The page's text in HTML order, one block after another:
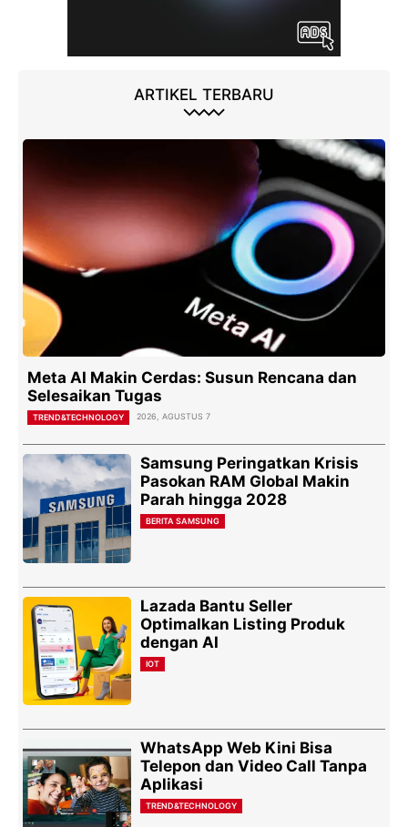
ARTIKEL TERBARU
Meta AI Makin Cerdas: Susun Rencana dan
Selesaikan Tugas
TREND&TECHNOLOGY 2026, AGUSTUS 7
Samsung Peringatkan Krisis
Pasokan RAM Global Makin
Parah hingga 2028
BERITA SAMSUNG
Lazada Bantu Seller
Optimalkan Listing Produk
dengan AI
IOT
WhatsApp Web Kini Bisa
Telepon dan Video Call Tanpa
Aplikasi
TREND&TECHNOLOGY